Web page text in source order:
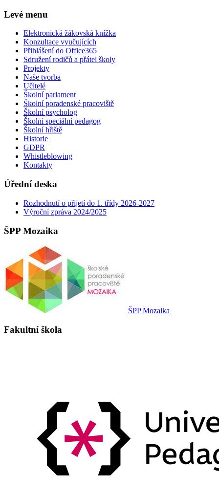
Levé menu
Elektronická žákovská knížka
Konzultace vyučujících
Přihlášení do Office365
Sdružení rodičů a přátel školy
Projekty
Naše tvorba
Učitelé
Školní parlament
Školní poradenské pracoviště
Školní psycholog
Školní speciální pedagog
Školní hřiště
Historie
GDPR
Whistleblowing
Kontakty
Úřední deska
Rozhodnutí o přijetí do 1. třídy 2026-2027
Výroční zpráva 2024/2025
ŠPP Mozaika
ŠPP Mozaika
Fakultní škola